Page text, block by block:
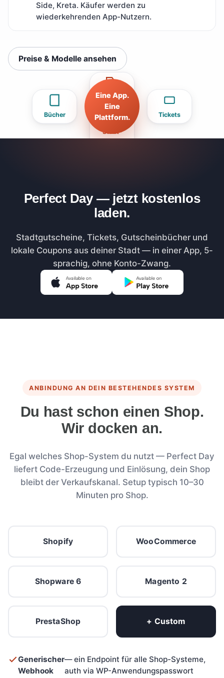
Side, Kreta. Käufer werden zu
wiederkehrenden App-Nutzern.
Preise & Modelle ansehen
Eine App.
Eine
Plattform.
Stadt­
Tickets
Coupons
Bücher
Perfect Day — jetzt kostenlos
laden.
Stadtgutscheine, Tickets, Gutscheinbücher und
lokale Coupons aus deiner Stadt — in einer App, 5-
sprachig, ohne Konto-Zwang.
ANBINDUNG AN DEIN BESTEHENDES SYSTEM
Du hast schon einen Shop.
Wir docken an.
Egal welches Shop-System du nutzt — Perfect Day
liefert Code-Erzeugung und Einlösung, dein Shop
bleibt der Verkaufskanal. Setup typisch 10–30
Minuten pro Shop.
Shopify WooCommerce
Shopware 6 Magento 2
PrestaShop + Custom
Generischer
Webhook
— ein Endpoint für alle Shop-Systeme,
auth via WP-Anwendungspasswort